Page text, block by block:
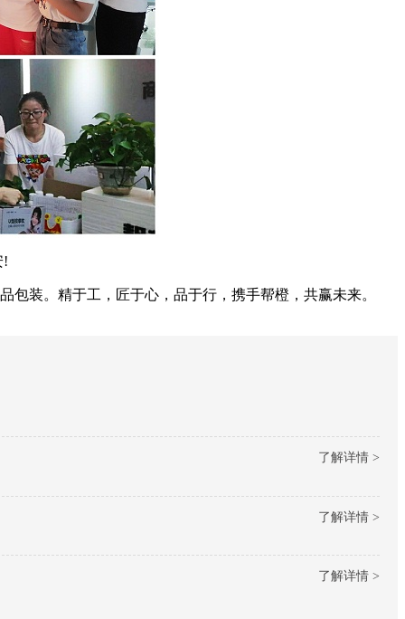
!
装。精于工，匠于心，品于行，携手帮橙，共赢未来。
了解详情 >
了解详情 >
了解详情 >